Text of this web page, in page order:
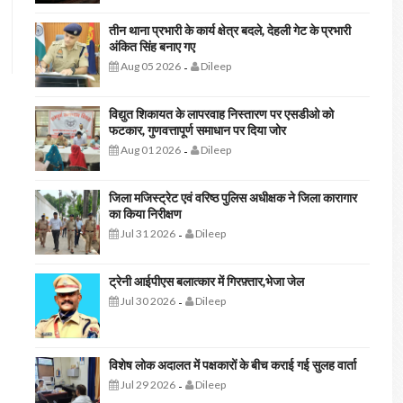
तीन थाना प्रभारी के कार्य क्षेत्र बदले, देहली गेट के प्रभारी
अंकित सिंह बनाए गए
Aug 05 2026- Dileep
विद्युत शिकायत के लापरवाह निस्तारण पर एसडीओ को
फटकार, गुणवत्तापूर्ण समाधान पर दिया जोर
Aug 01 2026- Dileep
जिला मजिस्ट्रेट एवं वरिष्ठ पुलिस अधीक्षक ने जिला कारागार
का किया निरीक्षण
Jul 31 2026- Dileep
ट्रेनी आईपीएस बलात्कार में गिरफ़्तार,भेजा जेल
Jul 30 2026- Dileep
विशेष लोक अदालत में पक्षकारों के बीच कराई गई सुलह वार्ता
Jul 29 2026- Dileep